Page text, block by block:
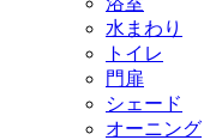
水まわり
トイレ
門扉
シェード
オーニング